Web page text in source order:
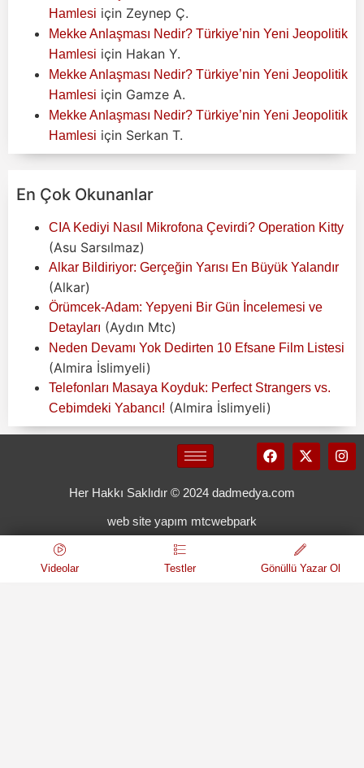
Hamlesi için Zeynep Ç.
Mekke Anlaşması Nedir? Türkiye’nin Yeni Jeopolitik
Hamlesi için Hakan Y.
Mekke Anlaşması Nedir? Türkiye’nin Yeni Jeopolitik
Hamlesi için Gamze A.
Mekke Anlaşması Nedir? Türkiye’nin Yeni Jeopolitik
Hamlesi için Serkan T.
En Çok Okunanlar
CIA Kediyi Nasıl Mikrofona Çevirdi? Operation Kitty
(Asu Sarsılmaz)
Alkar Bildiriyor: Gerçeğin Yarısı En Büyük Yalandır
(Alkar)
Örümcek-Adam: Yepyeni Bir Gün İncelemesi ve
Detayları (Aydın Mtc)
Neden Devamı Yok Dedirten 10 Efsane Film Listesi
(Almira İslimyeli)
Telefonları Masaya Koyduk: Perfect Strangers vs.
Cebimdeki Yabancı! (Almira İslimyeli)
Her Hakkı Saklıdır © 2024 dadmedya.com
web site yapım mtcwebpark
Videolar Testler Gönüllü Yazar Ol